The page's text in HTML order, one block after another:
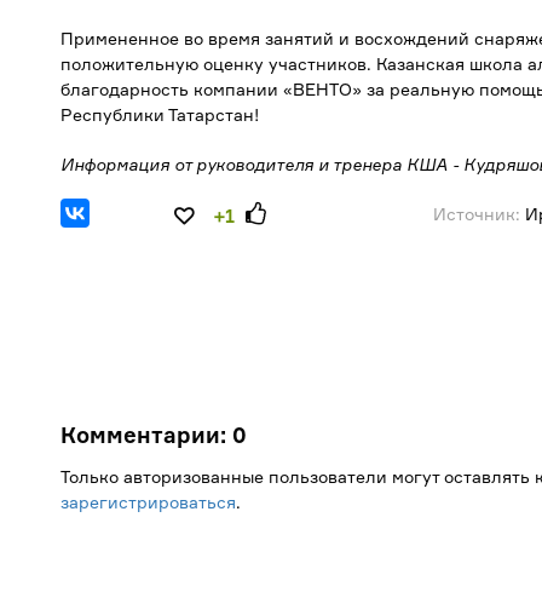
Примененное во время занятий и восхождений
положительную оценку участников. Казанская школа
благодарность компании «ВЕНТО» за реальную
Республики Татарстан!
Информация от руководителя и тренера КША -
+1 Источник:
Комментарии: 0
Только авторизованные пользователи могут
зарегистрироваться.